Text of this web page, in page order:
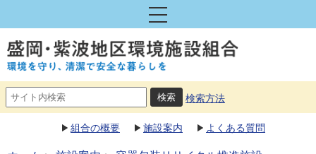
検索方法
組合の概要 施設案内 よくある質問